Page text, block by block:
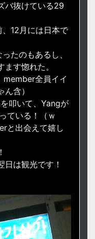
バ抜けている29
12月には日本で
たのもあるし、
す惚れた。
member全員イイ
含）
叩いて、Yangが
ている！（ｗ
と出会えて嬉し
は観光です！